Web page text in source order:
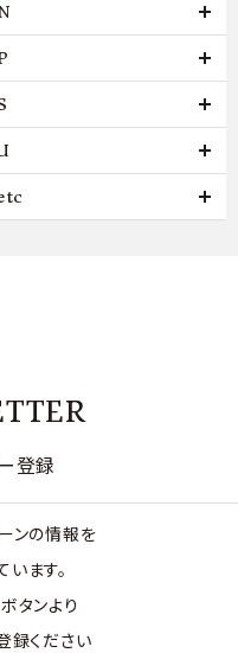
登録
ンの情報を
ます。
タンより
録ください